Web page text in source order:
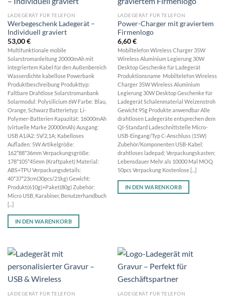
LADEGERÄT FÜR TELEFON
Werbegeschenk Ladegerät –
Individuell graviert
53,00€
Multifunktionale mobile
Solarstromanleitung 20000mAh mit
integriertem Kabel für den Außenbereich
Wasserdichte kabellose Powerbank
Produktbeschreibung Produkttyp:
Faltbare Drahtlose Solarstromanbank
Solarmodul: Polysilicium 6W Farbe: Blau,
Orange, Schwarz Batterietyp: Li-
Polymer-Batterien Kapazität: 16000mAh
(virtuelle Marke 20000mAh) Ausgang:
USB A1/A2: 5V/2,1A; Kabelloses
Aufladen: 5W Artikelgröße:
162*88*36mm Verpackungsgröße:
178*105*45mm (Kraftpaket) Material:
ABS+TPU Verpackungsdetails:
40*37*23cm(30pcs/21kg) Gewicht:
Produkt(610g)+Paket(80g) Zubehör:
Micro USB, Karabiner, Benutzerhandbuch
[...]
IN DEN WARENKORB
LADEGERÄT FÜR TELEFON
Power-Charger mit graviertem
Firmenlogo
6,60€
Mobiltelefon Wireless Charger 35W
Wireless Aluminium Legierung 30W
Desktop Geschenke für Ladegerät
Produktionsname Mobiltelefon Wireless
Charger 35W Wireless Aluminium
Legierung 30W Desktop Geschenke für
Ladegerät Schalenmaterial Weizenstroh
Gewicht 95g Produkte anwendbar Alle
drahtlosen Ladegeräte entsprechen dem
QI-Standard Ladeschnittstelle Micro-
USB-Eingang/Typ C-Anschluss (15W)
Zubehör/Komponenten USB-Kabel;
drahtloses ladepad; Verpackungskasten;
Lebensdauer Mehr als 10000 Mal MOQ
50pcs Verpackung Kostenlose [...]
IN DEN WARENKORB
LADEGERÄT FÜR TELEFON LADEGERÄT FÜR TELEFON